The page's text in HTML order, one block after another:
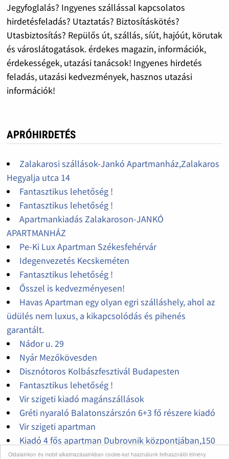
Oldalainkon és mobil alkalmazásainkban cookie-kat használunk felhasználói élmény
Jegyfoglalás? Ingyenes szállással kapcsolatos
hirdetésfeladás? Utaztatás? Biztosításkötés?
Utasbiztosítás? Repülős út, szállás, síút, hajóút, körutak
és városlátogatások. érdekes magazin, információk,
érdekességek, utazási tanácsok! Ingyenes hirdetés
feladás, utazási kedvezmények, hasznos utazási
információk!
APRÓHIRDETÉS
Zalakarosi szállások-Jankó Apartmanház,Zalakaros
Hegyalja utca 14
Fantasztikus lehetőség !
Fantasztikus lehetőség !
Apartmankiadás Zalakaroson-JANKÓ
APARTMANHÁZ
Pe-Ki Lux Apartman Székesfehérvár
Idegenvezetés Kecskeméten
Fantasztikus lehetőség !
Ősszel is kedvezményesen!
Havas Apartman egy olyan egri szálláshely, ahol az
üdülés nem luxus, a kikapcsolódás és pihenés
garantált.
Nádor u. 29
Nyár Mezőkövesden
Disznótoros Kolbászfesztivál Budapesten
Fantasztikus lehetőség !
Vir szigeti kiadó magánszállások
Gréti nyaraló Balatonszárszón 6+3 fő részere kiadó
Vir szigeti apartman
Kiadó 4 fős apartman Dubrovnik központjában,150
méterre a strandtól